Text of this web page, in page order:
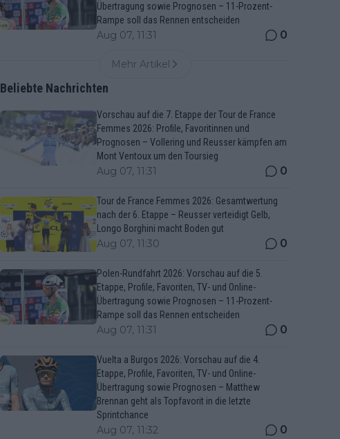
Übertragung sowie Prognosen – 11-Prozent-
Rampe soll das Rennen entscheiden
Aug 07, 11:31 0
Mehr Artikel
Beliebte Nachrichten
Vorschau auf die 7. Etappe der Tour de France
Femmes 2026: Profile, Favoritinnen und
Prognosen – Vollering und Reusser kämpfen am
Mont Ventoux um den Toursieg
Aug 07, 11:31 0
Tour de France Femmes 2026: Gesamtwertung
nach der 6. Etappe – Reusser verteidigt Gelb,
Longo Borghini macht Boden gut
Aug 07, 11:30 0
Polen-Rundfahrt 2026: Vorschau auf die 5.
Etappe, Profile, Favoriten, TV- und Online-
Übertragung sowie Prognosen – 11-Prozent-
Rampe soll das Rennen entscheiden
Aug 07, 11:31 0
Vuelta a Burgos 2026: Vorschau auf die 4.
Etappe, Profile, Favoriten, TV- und Online-
Übertragung sowie Prognosen – Matthew
Brennan geht als Topfavorit in die letzte
Sprintchance
Aug 07, 11:32 0